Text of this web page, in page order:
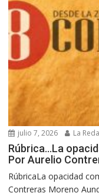
julio 7, 2026 La
Rúbrica…La
Por Aurelio
RúbricaLa opacidad
Contreras Moreno